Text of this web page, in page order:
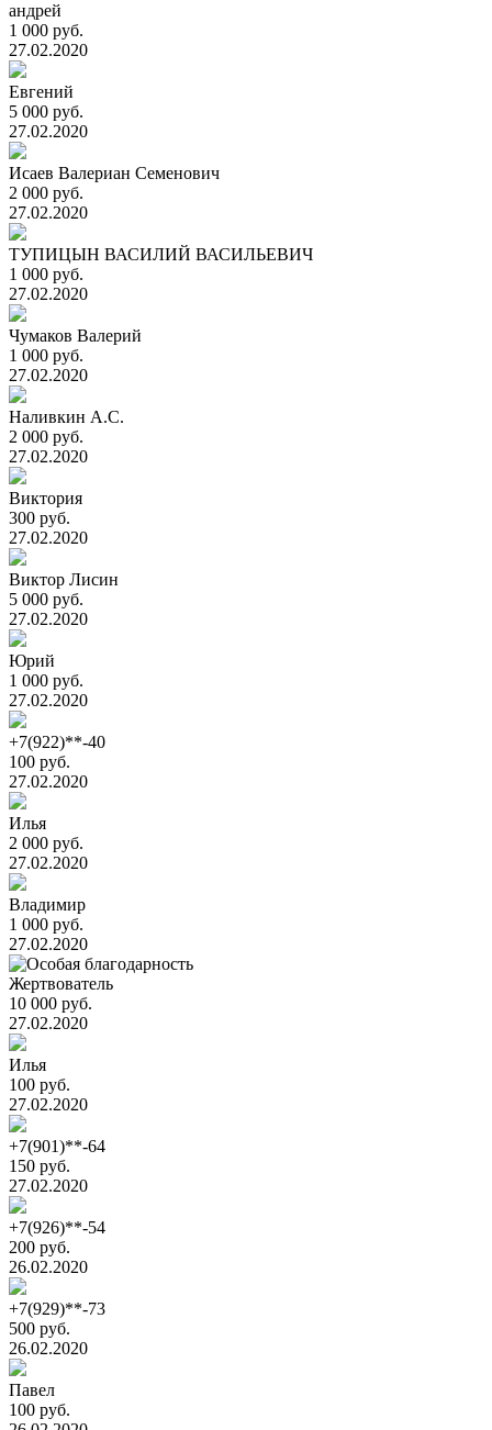
андрей
1 000 руб.
27.02.2020
Евгений
5 000 руб.
27.02.2020
Исаев Валериан Семенович
2 000 руб.
27.02.2020
ТУПИЦЫН ВАСИЛИЙ ВАСИЛЬЕВИЧ
1 000 руб.
27.02.2020
Чумаков Валерий
1 000 руб.
27.02.2020
Наливкин А.С.
2 000 руб.
27.02.2020
Виктория
300 руб.
27.02.2020
Виктор Лисин
5 000 руб.
27.02.2020
Юрий
1 000 руб.
27.02.2020
+7(922)**-40
100 руб.
27.02.2020
Илья
2 000 руб.
27.02.2020
Владимир
1 000 руб.
27.02.2020
Жертвователь
10 000 руб.
27.02.2020
Илья
100 руб.
27.02.2020
+7(901)**-64
150 руб.
27.02.2020
+7(926)**-54
200 руб.
26.02.2020
+7(929)**-73
500 руб.
26.02.2020
Павел
100 руб.